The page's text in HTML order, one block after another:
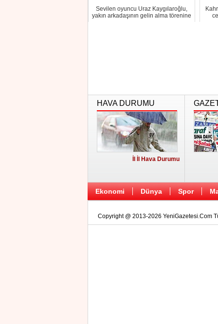
Sevilen oyuncu Uraz Kaygılaroğlu,
yakın arkadaşının gelin alma törenine
HAVA DURUMU
İl İl Hava Durumu
Ekonomi Dünya Spor
Copyright @ 2013-2026 YeniGazetesi.Com